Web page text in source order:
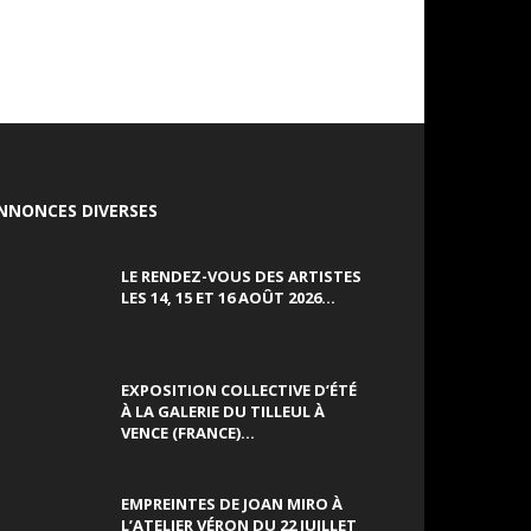
DIVERSES
LE RENDEZ-VOUS DES ARTISTES
LES 14, 15 ET 16 AOÛT 2026...
EXPOSITION COLLECTIVE D’ÉTÉ
À LA GALERIE DU TILLEUL À
VENCE (FRANCE)...
EMPREINTES DE JOAN MIRO À
L’ATELIER VÉRON DU 22 JUILLET